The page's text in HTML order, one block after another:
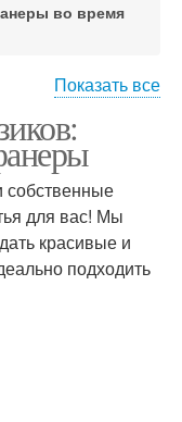
во время
Показать все
собственные
для вас! Мы
красивые и
подходить